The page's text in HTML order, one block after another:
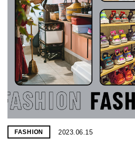
FASHION 2023.06.15